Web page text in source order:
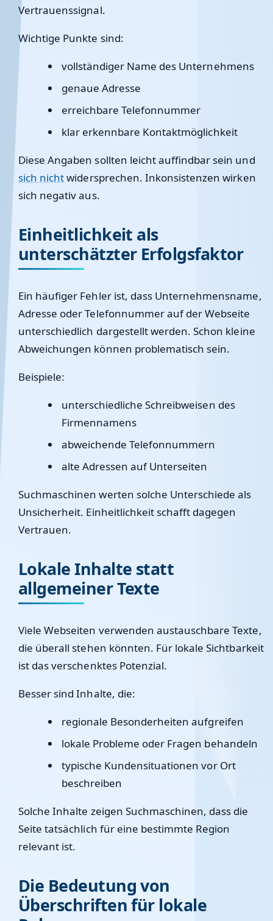
Vertrauenssignal.
Wichtige Punkte sind:
vollständiger Name des Unternehmens
genaue Adresse
erreichbare Telefonnummer
klar erkennbare Kontaktmöglichkeit
Diese Angaben sollten leicht auffindbar sein und
sich nichtwidersprechen. Inkonsistenzen wirken
sich negativ aus.
Einheitlichkeit als
unterschätzter Erfolgsfaktor
Ein häufiger Fehler ist, dass Unternehmensname,
Adresse oder Telefonnummer auf der Webseite
unterschiedlich dargestellt werden. Schon kleine
Abweichungen können problematisch sein.
Beispiele:
unterschiedliche Schreibweisen des
Firmennamens
abweichende Telefonnummern
alte Adressen auf Unterseiten
Suchmaschinen werten solche Unterschiede als
Unsicherheit. Einheitlichkeit schafft dagegen
Vertrauen.
Lokale Inhalte statt
allgemeiner Texte
Viele Webseiten verwenden austauschbare Texte,
die überall stehen könnten. Für lokale Sichtbarkeit
ist das verschenktes Potenzial.
Besser sind Inhalte, die:
regionale Besonderheiten aufgreifen
lokale Probleme oder Fragen behandeln
typische Kundensituationen vor Ort
beschreiben
Solche Inhalte zeigen Suchmaschinen, dass die
Seite tatsächlich für eine bestimmte Region
relevant ist.
Die Bedeutung von
Überschriften für lokale